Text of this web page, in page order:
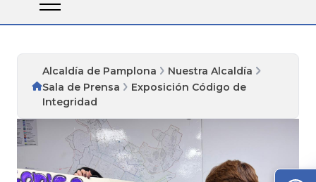
Alcaldía de Pamplona
Nuestra Alcaldía
Sala de Prensa
Exposición Código de
Integridad